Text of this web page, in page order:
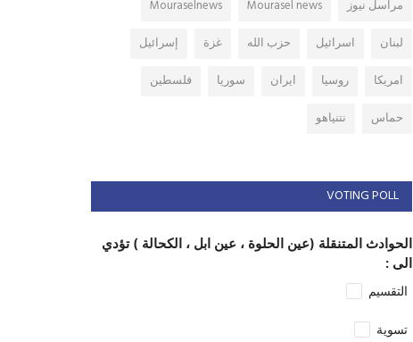
مراسل نيوز Mourasel news
Mouraselnews
لبنان
اسرائيل حزب الله غزة
إسرائيل
امريكا
روسيا ايران سوريا
فلسطين
حماس
نتنياهو
VOTING POLL
الحوادث المتنقلة (عين الحلوة ، عين ابل ، الكحالة ) تؤدي
الى :
التقسيم
تسوية